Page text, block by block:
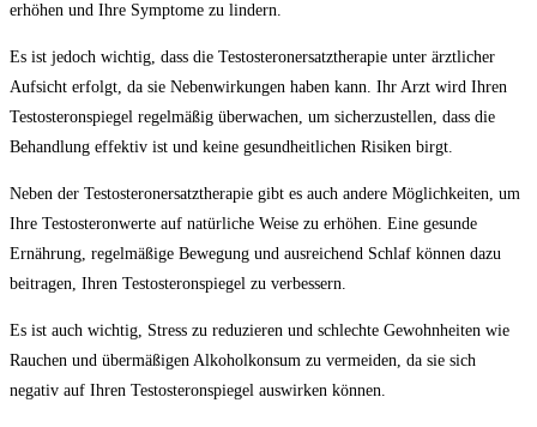
erhöhen und Ihre Symptome zu lindern.
Es ist jedoch wichtig, dass die ⁣Testosteronersatztherapie unter ärztlicher
Aufsicht‍ erfolgt, da sie Nebenwirkungen haben kann. Ihr Arzt ⁢wird⁣ Ihren
Testosteronspiegel ⁣regelmäßig ⁤überwachen, um⁢ sicherzustellen, dass ‌die
Behandlung effektiv ist und ⁤keine⁤ gesundheitlichen‍ Risiken birgt.
Neben der Testosteronersatztherapie gibt es auch andere Möglichkeiten, um
Ihre‍ Testosteronwerte ‌auf natürliche⁢ Weise‌ zu erhöhen. Eine gesunde
Ernährung, regelmäßige Bewegung und ​ausreichend ⁣Schlaf können dazu
beitragen, Ihren ‍Testosteronspiegel zu⁣ verbessern.
Es ist auch wichtig, Stress zu ⁢reduzieren und schlechte⁣ Gewohnheiten wie⁣
Rauchen und ​übermäßigen Alkoholkonsum zu vermeiden, da sie sich
negativ auf‍ Ihren Testosteronspiegel ‍auswirken können.